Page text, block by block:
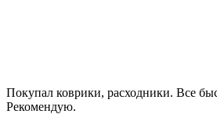
Покупал коврики, расходники. Все
Рекомендую.